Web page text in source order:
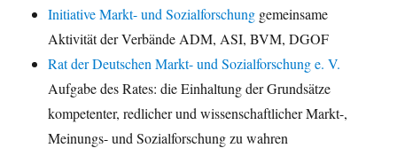
Initiative Markt- und Sozialforschung gemeinsame
Aktivität der Verbände ADM, ASI, BVM, DGOF
Rat der Deutschen Markt- und Sozialforschung e. V.
Aufgabe des Rates: die Einhaltung der Grundsätze
kompetenter, redlicher und wissenschaftlicher Markt-,
Meinungs- und Sozialforschung zu wahren